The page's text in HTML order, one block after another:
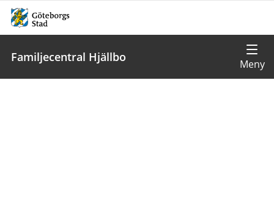
Familjecentral Hjällbo